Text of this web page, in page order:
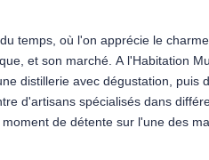
temps, où l'on apprécie le
et son marché. A l'Habitation
distillerie avec dégustation, puis
d'artisans spécialisés dans
de détente sur l'une des